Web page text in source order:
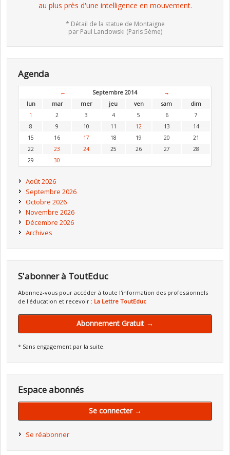
au plus près d'une intelligence en mouvement.
* Détail de la statue de Montaigne
par Paul Landowski (Paris 5ème)
Agenda
← Septembre 2014
→
lun
mar mer jeu ven sam
dim
1
2 3 4 5 6
7
8
9 10 11 12 13
14
15
16 17 18 19 20
21
22
23 24 25 26 27
28
29
30
Août 2026
Septembre 2026
Octobre 2026
Novembre 2026
Décembre 2026
Archives
S'abonner à ToutEduc
Abonnez-vous pour accéder à toute l'information des professionnels
de l'éducation et recevoir : La Lettre ToutEduc
Abonnement Gratuit →
* Sans engagement par la suite.
Espace abonnés
Se connecter →
Se réabonner